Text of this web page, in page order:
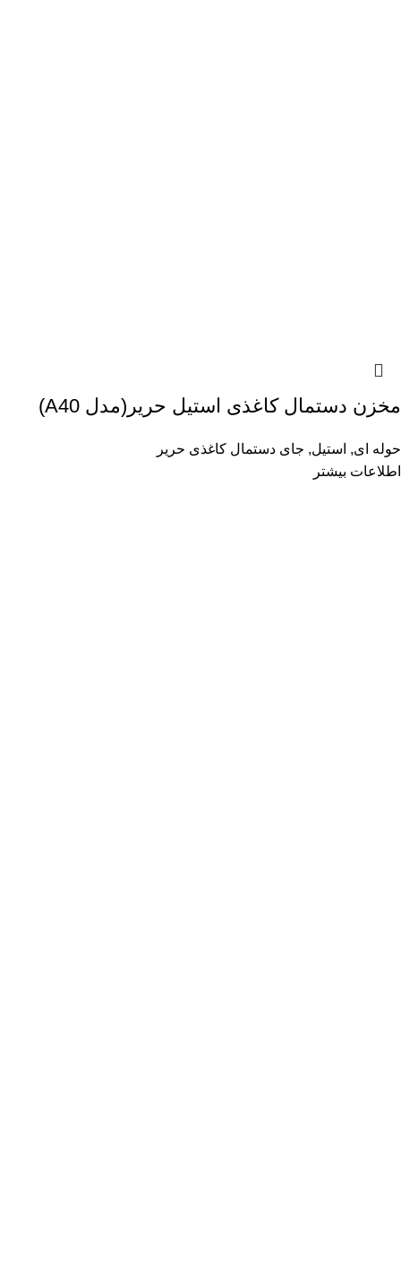
مخزن دستمال کاغذی استیل حریر(مدل A40)
حوله ای, استیل, جای دستمال کاغذی حریر
اطلاعات بیشتر